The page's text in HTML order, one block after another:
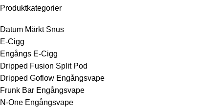
Produktkategorier
Datum Märkt Snus
E-Cigg
Engångs E-Cigg
Dripped Fusion Split Pod
Dripped Goflow Engångsvape
Frunk Bar Engångsvape
N-One Engångsvape